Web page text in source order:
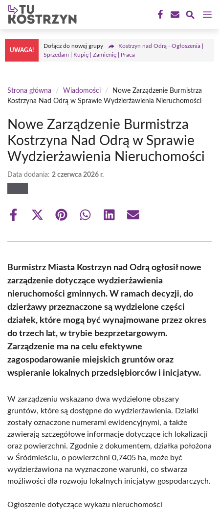
Przejdź
treści
UWAGA!
Dołącz do nowej grupy
Kostrzyn nad Odrą - Ogłoszenia |
Sprzedam | Kupię | Zamienię | Praca
Strona główna / Wiadomości /
Nowe Zarządzenie Burmistrza
Kostrzyna Nad Odrą w Sprawie Wydzierżawienia Nieruchomości
Nowe Zarządzenie Burmistrza
Kostrzyna Nad Odrą w Sprawie
Wydzierżawienia Nieruchomości
Data dodania: 2 czerwca 2026 r.
Share
Share
(Twitter)
Share Share Share Share
Burmistrz Miasta Kostrzyn nad Odrą ogłosił nowe
zarządzenie dotyczące wydzierżawienia
nieruchomości gminnych. W ramach decyzji, do
dzierżawy przeznaczone są wydzielone części
działek, które mogą być wynajmowane przez okres
do trzech lat, w trybie bezprzetargowym.
Zarządzenie ma na celu efektywne
zagospodarowanie miejskich gruntów oraz
wspieranie lokalnych przedsiębiorców i inicjatyw.
W zarządzeniu wskazano dwa wydzielone obszary
gruntów, które są dostępne do wydzierżawienia. Działki
zostały oznaczone numerami ewidencyjnymi, a także
zawierają szczegółowe informacje dotyczące ich lokalizacji
oraz powierzchni. Zgodnie z dokumentem, działka położona
w Śródmieściu, o powierzchni 0,7405 ha, może być
wydzierżawiona na wyznaczone warunki, co stwarza
możliwości dla rozwoju lokalnych inicjatyw gospodarczych.
Ogłoszenie dotyczące wykazu nieruchomości